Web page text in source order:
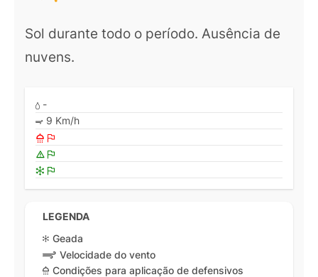
Sol durante todo o período. Ausência de
nuvens.
-
9 Km/h
LEGENDA
Geada
Velocidade do vento
Condições para aplicação de defensivos